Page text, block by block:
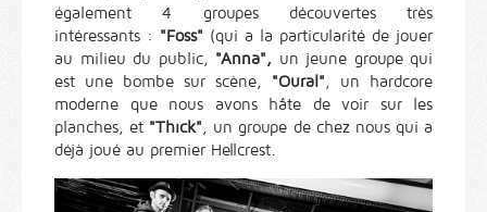
également 4 groupes découvertes très
intéressants : "Foss" (qui a la particularité de jouer
au milieu du public, "Anna", un jeune groupe qui
est une bombe sur scène, "Oural" , un hardcore
moderne que nous avons hâte de voir sur les
planches, et "Thick" , un groupe de chez nous qui a
déjà joué au premier Hellcrest.